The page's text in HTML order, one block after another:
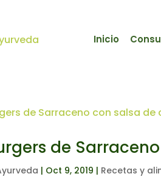
Inicio
de
| Oct 9, 2019 | Recetas y